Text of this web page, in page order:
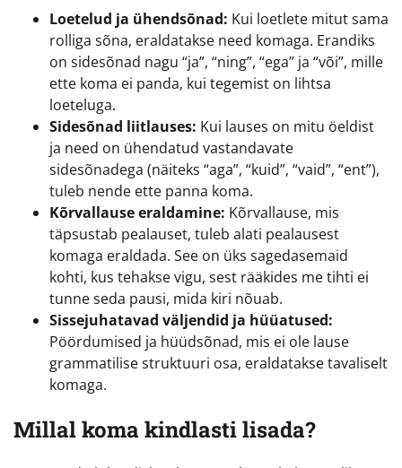
Loetelud ja ühendsõnad: Kui loetlete mitut sama
rolliga sõna, eraldatakse need komaga. Erandiks
on sidesõnad nagu “ja”, “ning”, “ega” ja “või”, mille
ette koma ei panda, kui tegemist on lihtsa
loeteluga.
Sidesõnad liitlauses: Kui lauses on mitu öeldist
ja need on ühendatud vastandavate
sidesõnadega (näiteks “aga”, “kuid”, “vaid”, “ent”),
tuleb nende ette panna koma.
Kõrvallause eraldamine: Kõrvallause, mis
täpsustab pealauset, tuleb alati pealausest
komaga eraldada. See on üks sagedasemaid
kohti, kus tehakse vigu, sest rääkides me tihti ei
tunne seda pausi, mida kiri nõuab.
Sissejuhatavad väljendid ja hüüatused:
Pöördumised ja hüüdsõnad, mis ei ole lause
grammatilise struktuuri osa, eraldatakse tavaliselt
komaga.
Millal koma kindlasti lisada?